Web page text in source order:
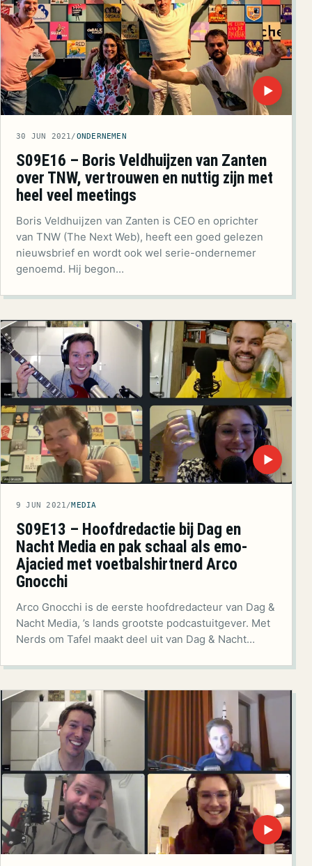
▶
30 JUN 2021/ONDERNEMEN
S09E16 – Boris Veldhuijzen van Zanten
over TNW, vertrouwen en nuttig zijn met
heel veel meetings
Boris Veldhuijzen van Zanten is CEO en oprichter
van TNW (The Next Web), heeft een goed gelezen
nieuwsbrief en wordt ook wel serie-ondernemer
genoemd. Hij begon…
▶
9 JUN 2021/MEDIA
S09E13 – Hoofdredactie bij Dag en
Nacht Media en pak schaal als emo-
Ajacied met voetbalshirtnerd Arco
Gnocchi
Arco Gnocchi is de eerste hoofdredacteur van Dag &
Nacht Media, ’s lands grootste podcastuitgever. Met
Nerds om Tafel maakt deel uit van Dag & Nacht…
▶